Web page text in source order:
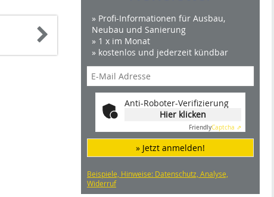
» Profi-Informationen für Ausbau,
Neubau und Sanierung
» 1 x im Monat
» kostenlos und jederzeit kündbar
Anti-Roboter-Verifizierung
Hier klicken
FriendlyCaptcha ⇗
» Jetzt anmelden!
Beispiele, Hinweise: Datenschutz, Analyse,
Widerruf